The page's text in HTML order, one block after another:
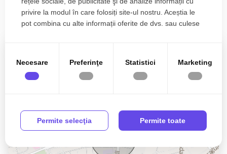
Localizare
privire la modul în care folosiți site-ul nostru. Aceștia le
pot combina cu alte informații oferite de dvs. sau culese
Necesare Preferinţe Statistici Marketing
Permite selecţia Permite toate